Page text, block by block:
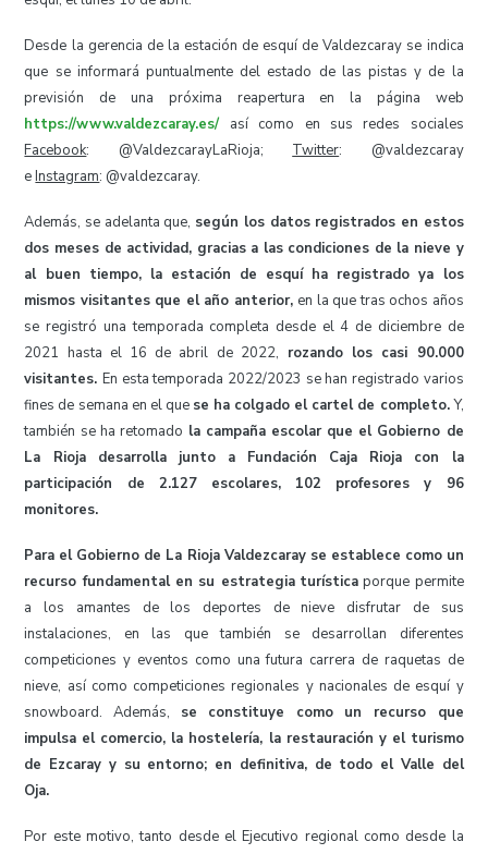
Desde la gerencia de la estación de esquí de Valdezcaray se indica
que se informará puntualmente del estado de las pistas y de la
previsión de una próxima reapertura en la página web
https://www.valdezcaray.es/ así como en sus redes sociales
Facebook: @ValdezcarayLaRioja; Twitter: @valdezcaray
eInstagram: @valdezcaray.
Además, se adelanta que, según los datos registrados en estos
dos meses de actividad, gracias a las condiciones de la nieve y
al buen tiempo, la estación de esquí ha registrado ya los
mismos visitantes que el año anterior, en la que tras ochos años
se registró una temporada completa desde el 4 de diciembre de
2021 hasta el 16 de abril de 2022, rozando los casi 90.000
visitantes.En esta temporada 2022/2023 se han registrado varios
fines de semana en el que se ha colgado el cartel de completo.Y,
también se ha retomado la campaña escolar que el Gobierno de
La Rioja desarrolla junto a Fundación Caja Rioja con la
participación de 2.127 escolares, 102 profesores y 96
monitores.
Para el Gobierno de La Rioja Valdezcaray se establece como un
recurso fundamental en su estrategia turísticaporque permite
a los amantes de los deportes de nieve disfrutar de sus
instalaciones, en las que también se desarrollan diferentes
competiciones y eventos como una futura carrera de raquetas de
nieve, así como competiciones regionales y nacionales de esquí y
snowboard. Además, se constituye como un recurso que
impulsa el comercio, la hostelería, la restauración y el turismo
de Ezcaray y su entorno; en definitiva, de todo el Valle del
Oja.
Por este motivo, tanto desde el Ejecutivo regional como desde la